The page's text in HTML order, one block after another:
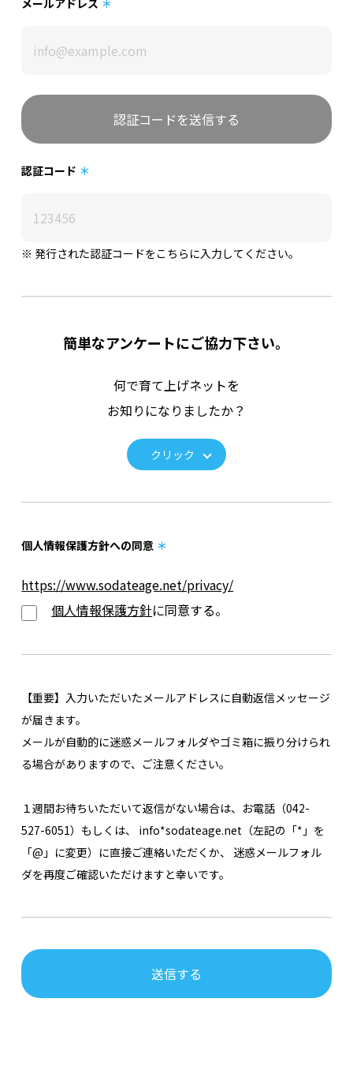
メールアドレス ＊
認証コード ＊
※ 発行された認証コードをこちらに入力してください。
簡単なアンケートにご協力下さい。
何で育て上げネットを
お知りになりましたか？
クリック
個人情報保護方針への同意 ＊
https://www.sodateage.net/privacy/
個人情報保護方針に同意する。
【重要】入力いただいたメールアドレスに自動返信メッセージ
が届きます。
メールが自動的に迷惑メールフォルダやゴミ箱に振り分けられ
る場合がありますので、ご注意ください。
１週間お待ちいただいて返信がない場合は、お電話（042-
527-6051）もしくは、
info*sodateage.net（左記の「*」を
「@」に変更）に直接ご連絡いただくか、
迷惑メールフォル
ダを再度ご確認いただけますと幸いです。